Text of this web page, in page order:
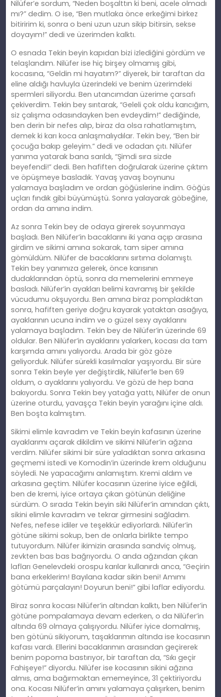
Nilüfer’e sordum, “Neden boşalttın ki beni, acele olmadı
mı?” dedim. O ise, “Ben mutlaka önce erkeğimi birkez
bitiririm ki, sonra o beni uzun uzun sikip bitirsin, sekse
doyayım!” dedi ve üzerimden kalktı.
O esnada Tekin beyin kapıdan bizi izlediğini gördüm ve
telaşlandım. Nilüfer ise hiç birşey olmamış gibi,
kocasına, “Geldin mi hayatım?” diyerek, bir taraftan da
eline aldığı havluyla üzerindeki ve benim üzerimdeki
spermleri siliyordu. Ben utancımdan üzerime çarsafı
çekiverdim. Tekin bey sırıtarak, “Geleli çok oldu karıcığım,
siz çalışma odasındayken ben evdeydim!” dediğinde,
ben derin bir nefes alıp, biraz da olsa rahatlamıştım,
demek ki karı koca anlaşmalıydılar. Tekin bey, “Ben bir
çocuğa bakıp geleyim.” dedi ve odadan çıtı. Nilüfer
yanıma yatarak bana sarıldı, “Şimdi sıra sizde
beyefendi!” dedi. Ben hafiften doğrularak üzerine çıktım
ve öpüşmeye basladık. Yavaş yavaş boynunu
yalamaya başladım ve ordan göğüslerine indim. Göğüs
uçları fındık gibi büyümüştü. Sonra yalayarak göbeğine,
ordan da amına indim.
Az sonra Tekin bey de odaya girerek soyunmaya
başladı. Ben Nilüfer’in bacaklarını iki yana açıp arasına
girdim ve sikimi amına sokarak, tam siper amına
gömüldüm. Nilüfer de bacaklarını sırtıma dolamıştı.
Tekin bey yanımıza gelerek, önce karısının
dudaklarından öptü, sonra da memelerini emmeye
basladı. Nilüfer’in ayakları belimi kavramış bir şekilde
vücudumu okşuyordu. Ben amına biraz pompladıktan
sonra, hafiften geriye doğru kayarak yataktan asağıya,
ayaklarının ucuna indim ve o güzel sexy ayaklarını
yalamaya başladım. Tekin bey de Nilüfer’in üzerinde 69
oldular. Ben Nilüfer’in ayaklarını yalarken, kocası da tam
karşımda amını yalıyordu. Arada bir göz göze
geliyorduk. Nilüfer sürekli kasılmalar yaşıyordu. Bir süre
sonra Tekin beyle yer değiştirdik, Nilüfer’le ben 69
oldum, o ayaklarını yalıyordu. Ve gözü de hep bana
bakıyordu. Sonra Tekin bey yatağa yattı, Nilüfer de onun
üzerine oturdu, yavaşça Tekin beyin yarağını içine aldı.
Ben boşta kalmıştım.
Sikimi elimle kavradım ve Tekin beyin kafasının üzerine
ayaklarımı açarak dikildim ve sikimi Nilüfer’in ağzına
verdim. Nilüfer sikimi bir süre yaladıktan sonra arkasına
geçmemi istedi ve Komodin’in üzerinde krem olduğunu
söyledi. Ne yapacağımı anlamıştım. Kremi aldım ve
arkasına geçtim. Nilüfer kocasının üzerine iyice eğildi,
ben de kremi, iyice ortaya çıkan götünün deliğine
sürdüm. O sırada Tekin beyin siki Nilüfer’in amından çıktı,
sikini elimle kavradım ve tekrar girmesini sağladım.
Nefes, nefese idiler ve teşekkür ediyorlardı. Nilüfer’in
götüne sikimi sokup, ben de onlarla birlikte tempo
tutuyordum. Nilüfer ikimizin arasında sandviç olmuş,
zevkten bas bas bağrıyordu. O anda ağzından çıkan
lafları Genelevdeki orospu karılar kullanırdı anca, “Geçirin
bana erkeklerim! Bayılana kadar sikin beni! Amımı
götümü parçalayın! Doyurun beni!” gibi laflar ediyordu.
Biraz sonra kocası Nilüfer’in altından kalktı, ben Nilüfer’in
götüne pompalamaya devam ederken, o da Nilüfer’in
altında 69 olmaya çalışıyordu. Nilüfer iyice domalmış,
ben götünü sikiyorum, taşaklarımın altında ise kocasının
kafası vardı. Ellerini bacaklarımın arasından geçirerek
benim popoma bastırıyor, bir taraftan da, “Sıkı geçir
Fahişeye!” diyordu. Nilüfer ise kocasının sikini ağzına
almıs, ama bağırmaktan ememeyince, 31 çektiriyordu
ona. Kocası Nilüfer’in amını yalamaya çalışırken, benim